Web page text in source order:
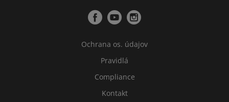
Ochrana os. údajov
Pravidlá
Compliance
Kontakt